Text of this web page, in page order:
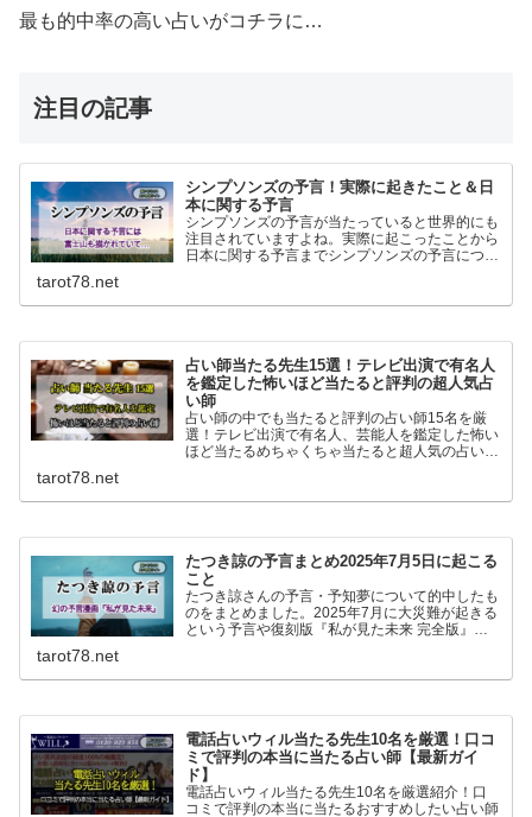
最も的中率の高い占いがコチラに…
注目の記事
シンプソンズの予言！実際に起きたこと＆日
本に関する予言
シンプソンズの予言が当たっていると世界的にも
注目されていますよね。実際に起こったことから
日本に関する予言までシンプソンズの予言につい
tarot78.net
占い師当たる先生15選！テレビ出演で有名人
を鑑定した怖いほど当たると評判の超人気占
い師
占い師の中でも当たると評判の占い師15名を厳
選！テレビ出演で有名人、芸能人を鑑定した怖い
ほど当たるめちゃくちゃ当たると超人気の占い師
です！
tarot78.net
たつき諒の予言まとめ2025年7月5日に起こる
こと
たつき諒さんの予言・予知夢について的中したも
のをまとめました。2025年7月に大災難が起きる
という予言や復刻版『私が見た未来 完全版』に
tarot78.net
電話占いウィル当たる先生10名を厳選！口コ
ミで評判の本当に当たる占い師【最新ガイ
ド】
電話占いウィル当たる先生10名を厳選紹介！口
コミで評判の本当に当たるおすすめしたい占い師